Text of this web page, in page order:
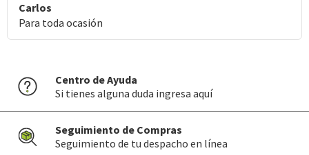
Carlos
Para toda ocasión
Centro de Ayuda
Si tienes alguna duda ingresa aquí
Seguimiento de Compras
Seguimiento de tu despacho en línea